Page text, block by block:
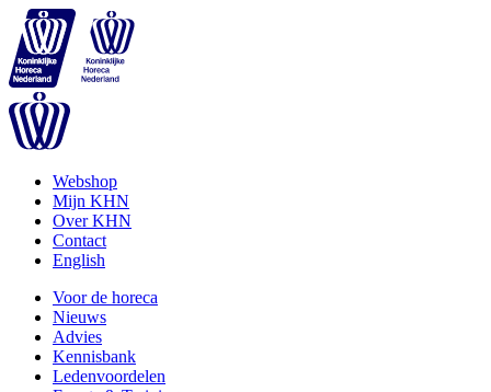
Webshop
Mijn KHN
Over KHN
Contact
English
Voor de horeca
Nieuws
Advies
Kennisbank
Ledenvoordelen